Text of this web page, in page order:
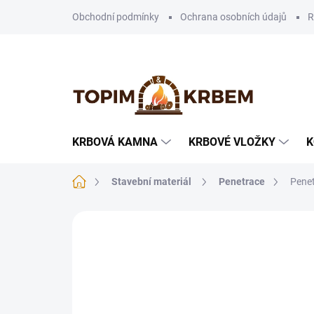
Obchodní podmínky Ochrana osobních údajů
KRBOVÁ KAMNA KRBOVÉ VLOŽKY
Domů Stavební materiál Penetrace